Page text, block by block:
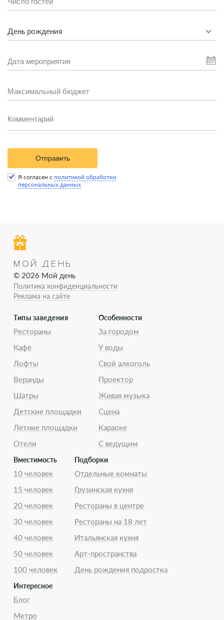
День рождения
Отправить
Я согласен с политикой обработки
персональных данных
МОЙ ДЕНЬ
© 2026 Мой день
Политика конфиденциальности
Реклама на сайте
Типы заведения
Рестораны
Кафе
Лофты
Веранды
Шатры
Детские площадки
Летние площадки
Отели
Особенности
За городом
У воды
Свой алкоголь
Проектор
Живая музыка
Сцена
Караоке
С ведущим
Вместимость
10 человек
15 человек
20 человек
30 человек
40 человек
50 человек
100 человек
Подборки
Отдельные комнаты
Грузинская кухня
Рестораны в центре
Рестораны на 18 лет
Итальянская кухня
Арт-пространства
День рождения подростка
Интересное
Блог
Метро